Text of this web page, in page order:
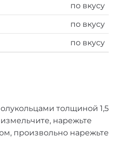
по вкусу
по вкусу
по вкусу
толщиной 1,5
нарежьте
произвольно нарежьте